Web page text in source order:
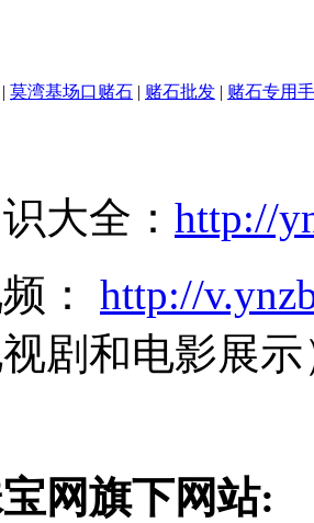
| 莫湾基场口赌石 | 赌石批发 | 赌石专用
大全： http://
： http://
剧和电影展示
网旗下网站: